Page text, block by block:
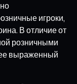
игроки,
В отличие от
розничными
выраженный